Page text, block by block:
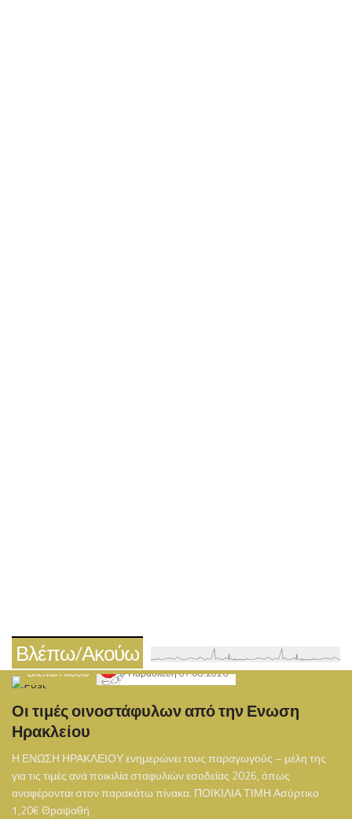
Βλέπω/Ακούω
Βλέπω/Ακούω Παρασκευή 07.08.2026
Οι τιμές οινοστάφυλων από την Ενωση
Ηρακλείου
Η ΕΝΩΣΗ ΗΡΑΚΛΕΙΟΥ ενημερώνει τους παραγωγούς – μέλη της
για τις τιμές ανά ποικιλία σταφυλιών εσοδείας 2026, όπως
αναφέρονται στον παρακάτω πίνακα. ΠΟΙΚΙΛΙΑ ΤΙΜΗ Ασύρτικο
1,20€ Θραψαθή